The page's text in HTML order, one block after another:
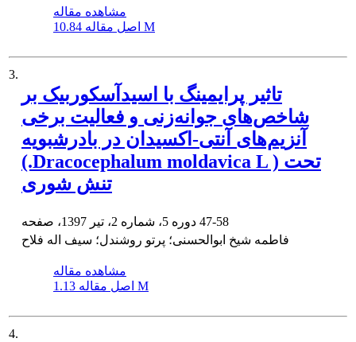
مشاهده مقاله
اصل مقاله 10.84 M
3.
تاثیر پرایمینگ با اسیدآسکوربیک بر
شاخص‌های جوانه‌زنی و فعالیت برخی
آنزیم‌های آنتی-اکسیدان در بادرشبویه
(.Dracocephalum moldavica L ) تحت
تنش شوری
47-58
فاطمه شیخ ابوالحسنی؛ پرتو روشندل؛ سیف اله فلاح
مشاهده مقاله
اصل مقاله 1.13 M
4.